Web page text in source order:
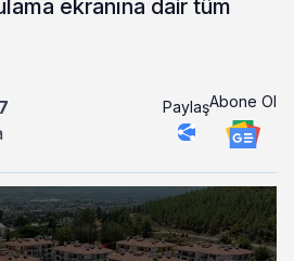
ekranına dair tüm
PaylaşAbone Ol